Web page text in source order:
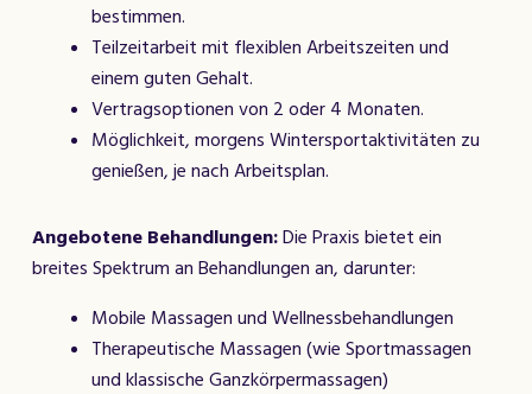
bestimmen.
Teilzeitarbeit mit flexiblen Arbeitszeiten und
einem guten Gehalt.
Vertragsoptionen von 2 oder 4 Monaten.
Möglichkeit, morgens Wintersportaktivitäten zu
genießen, je nach Arbeitsplan.
Angebotene Behandlungen:Die Praxis bietet ein
breites Spektrum an Behandlungen an, darunter:
Mobile Massagen und Wellnessbehandlungen
Therapeutische Massagen (wie Sportmassagen
und klassische Ganzkörpermassagen)